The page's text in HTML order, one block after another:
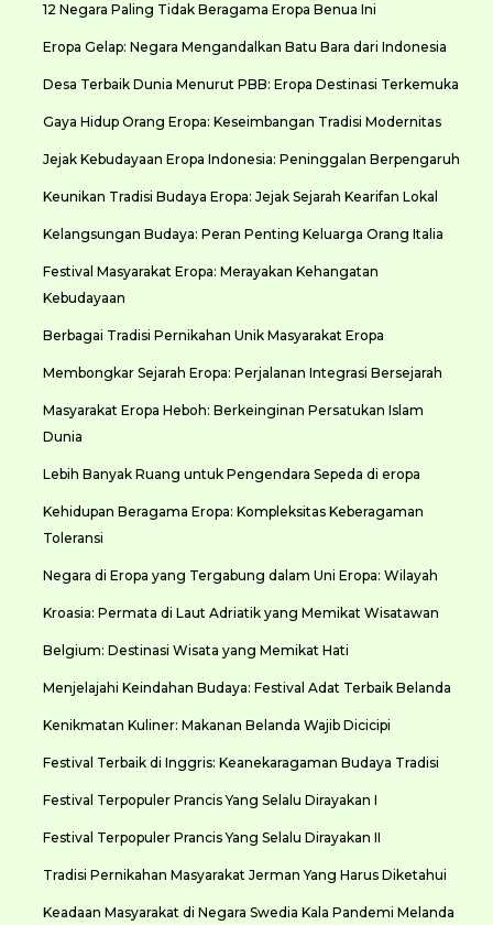
12 Negara Paling Tidak Beragama Eropa Benua Ini
Eropa Gelap: Negara Mengandalkan Batu Bara dari Indonesia
Desa Terbaik Dunia Menurut PBB: Eropa Destinasi Terkemuka
Gaya Hidup Orang Eropa: Keseimbangan Tradisi Modernitas
Jejak Kebudayaan Eropa Indonesia: Peninggalan Berpengaruh
Keunikan Tradisi Budaya Eropa: Jejak Sejarah Kearifan Lokal
Kelangsungan Budaya: Peran Penting Keluarga Orang Italia
Festival Masyarakat Eropa: Merayakan Kehangatan
Kebudayaan
Berbagai Tradisi Pernikahan Unik Masyarakat Eropa
Membongkar Sejarah Eropa: Perjalanan Integrasi Bersejarah
Masyarakat Eropa Heboh: Berkeinginan Persatukan Islam
Dunia
Lebih Banyak Ruang untuk Pengendara Sepeda di eropa
Kehidupan Beragama Eropa: Kompleksitas Keberagaman
Toleransi
Negara di Eropa yang Tergabung dalam Uni Eropa: Wilayah
Kroasia: Permata di Laut Adriatik yang Memikat Wisatawan
Belgium: Destinasi Wisata yang Memikat Hati
Menjelajahi Keindahan Budaya: Festival Adat Terbaik Belanda
Kenikmatan Kuliner: Makanan Belanda Wajib Dicicipi
Festival Terbaik di Inggris: Keanekaragaman Budaya Tradisi
Festival Terpopuler Prancis Yang Selalu Dirayakan I
Festival Terpopuler Prancis Yang Selalu Dirayakan II
Tradisi Pernikahan Masyarakat Jerman Yang Harus Diketahui
Keadaan Masyarakat di Negara Swedia Kala Pandemi Melanda